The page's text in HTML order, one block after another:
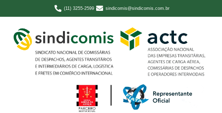
(11) 3255-2599 sindicomis@sindicomis.com.br